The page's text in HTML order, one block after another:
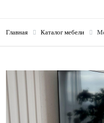
Главная Каталог мебели